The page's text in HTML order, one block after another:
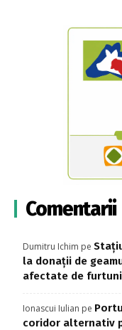
Comentarii
Dumitru Ichim pe
la donații de
afectate de furtuni
Ionascui Iulian pe
coridor alternativ